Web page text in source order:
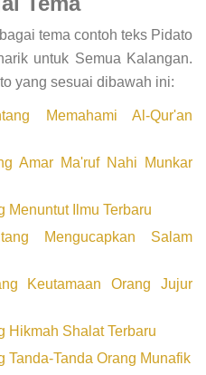
tema contoh teks Pidato
untuk Semua Kalangan.
yang sesuai dibawah ini:
Memahami Al-Qur'an
Amar Ma'ruf Nahi Munkar
Menuntut Ilmu Terbaru
Mengucapkan Salam
Keutamaan Orang Jujur
Hikmah Shalat Terbaru
Tanda-Tanda Orang Munafik